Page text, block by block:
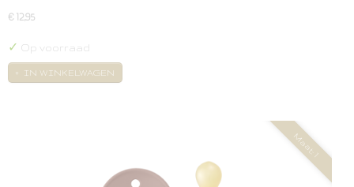
€ 12,95
✓ Op voorraad
IN WINKELWAGEN
Maat: 1